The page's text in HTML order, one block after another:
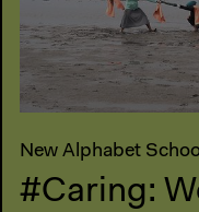
New Alphabet
#Caring: